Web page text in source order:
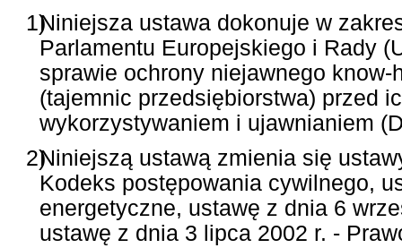
1)Niniejsza ustawa dokonuje w
Parlamentu Europejskiego i Rady
sprawie ochrony niejawnego
(tajemnic przedsiębiorstwa) przed
wykorzystywaniem i ujawnianiem
2)Niniejszą ustawą zmienia się
Kodeks postępowania cywilnego,
energetyczne, ustawę z dnia 6
ustawę z dnia 3 lipca 2002 r. -